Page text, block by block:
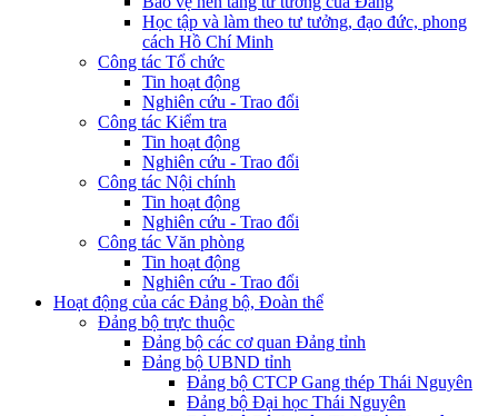
Học tập và làm theo tư tưởng, đạo đức, phong
cách Hồ Chí Minh
Công tác Tổ chức
Tin hoạt động
Nghiên cứu - Trao đổi
Công tác Kiểm tra
Tin hoạt động
Nghiên cứu - Trao đổi
Công tác Nội chính
Tin hoạt động
Nghiên cứu - Trao đổi
Công tác Văn phòng
Tin hoạt động
Nghiên cứu - Trao đổi
Hoạt động của các Đảng bộ, Đoàn thể
Đảng bộ trực thuộc
Đảng bộ các cơ quan Đảng tỉnh
Đảng bộ UBND tỉnh
Đảng bộ CTCP Gang thép Thái Nguyên
Đảng bộ Đại học Thái Nguyên